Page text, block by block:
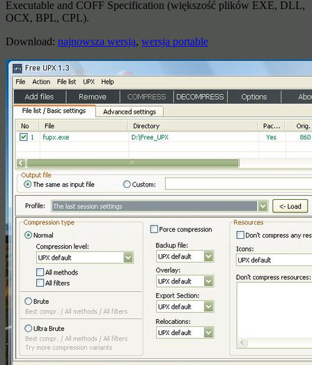
Executable and COFF Specification (większość plików EXE, DLL,
OCX, BPL, CPL).
Download: najnowsza wersja, wersja portable